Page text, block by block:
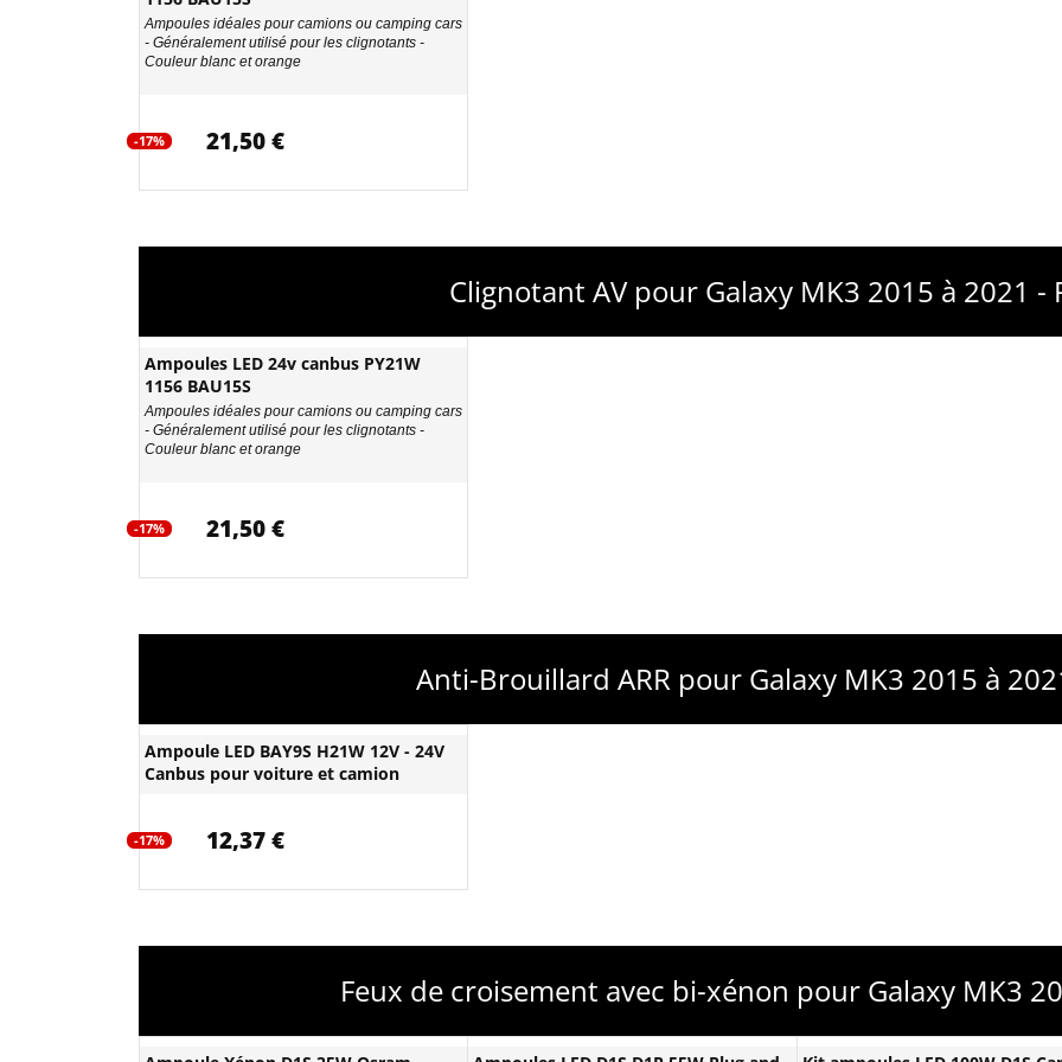
Ampoules idéales pour camions ou camping cars
- Généralement utilisé pour les clignotants -
Couleur blanc et orange
-17% 21,50 €
Clignotant AV pour Galaxy MK3 2015 à 2021 -
Ampoules LED 24v canbus PY21W
1156 BAU15S
Ampoules idéales pour camions ou camping cars
- Généralement utilisé pour les clignotants -
Couleur blanc et orange
-17% 21,50 €
Anti-Brouillard ARR pour Galaxy MK3 2015 à
Ampoule LED BAY9S H21W 12V - 24V
Canbus pour voiture et camion
-17% 12,37 €
Feux de croisement avec bi-xénon pour Galaxy MK3